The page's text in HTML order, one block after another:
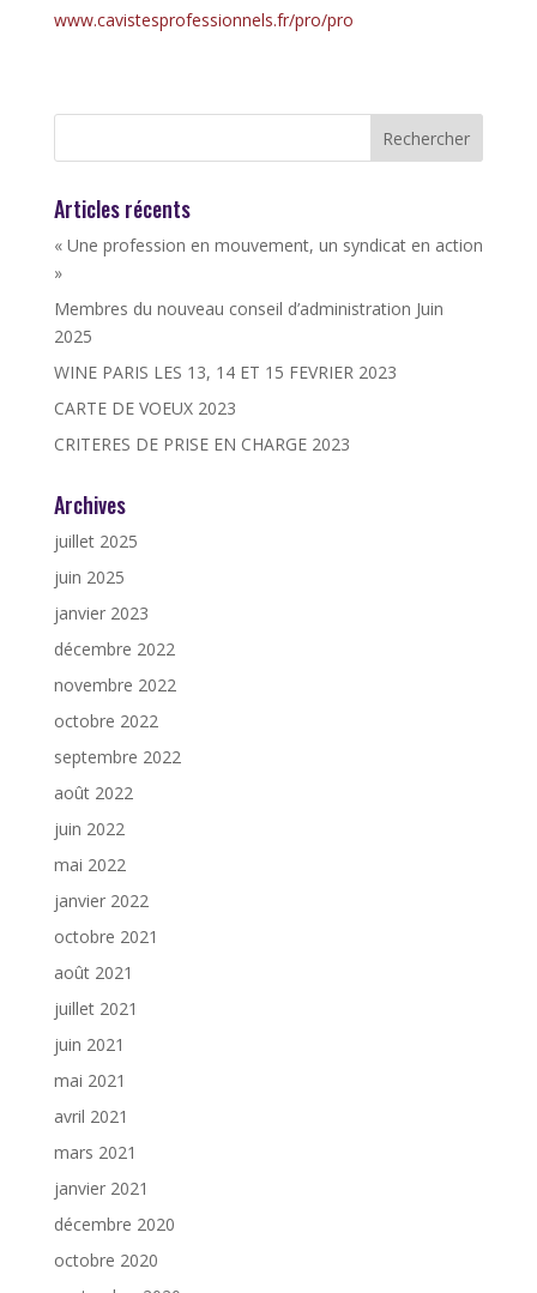
www.cavistesprofessionnels.fr/pro/pro
Articles récents
« Une profession en mouvement, un syndicat en action
»
Membres du nouveau conseil d’administration Juin
2025
WINE PARIS LES 13, 14 ET 15 FEVRIER 2023
CARTE DE VOEUX 2023
CRITERES DE PRISE EN CHARGE 2023
Archives
juillet 2025
juin 2025
janvier 2023
décembre 2022
novembre 2022
octobre 2022
septembre 2022
août 2022
juin 2022
mai 2022
janvier 2022
octobre 2021
août 2021
juillet 2021
juin 2021
mai 2021
avril 2021
mars 2021
janvier 2021
décembre 2020
octobre 2020